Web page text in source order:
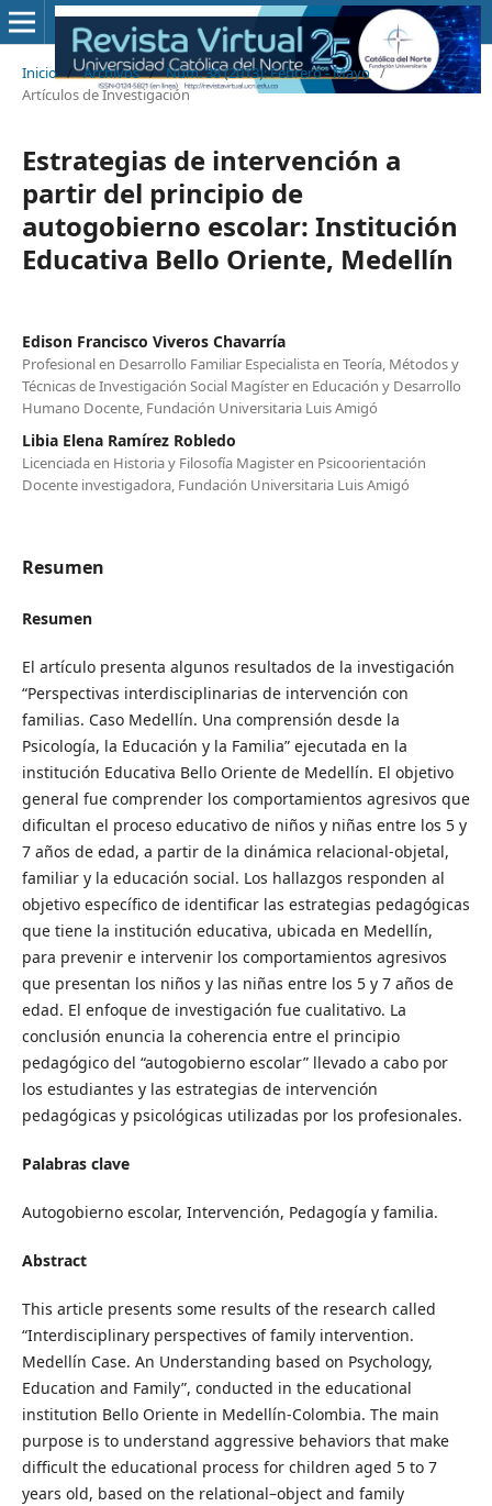
Inicio / Archivos / Núm. 38 (2013): Febrero - Mayo /
Artículos de Investigación
Estrategias de intervención a
partir del principio de
autogobierno escolar: Institución
Educativa Bello Oriente, Medellín
Edison Francisco Viveros Chavarría
Profesional en Desarrollo Familiar Especialista en Teoría, Métodos y
Técnicas de Investigación Social Magíster en Educación y Desarrollo
Humano Docente, Fundación Universitaria Luis Amigó
Libia Elena Ramírez Robledo
Licenciada en Historia y Filosofía Magister en Psicoorientación
Docente investigadora, Fundación Universitaria Luis Amigó
Resumen
Resumen
El artículo presenta algunos resultados de la investigación
“Perspectivas interdisciplinarias de intervención con
familias. Caso Medellín. Una comprensión desde la
Psicología, la Educación y la Familia” ejecutada en la
institución Educativa Bello Oriente de Medellín. El objetivo
general fue comprender los comportamientos agresivos que
dificultan el proceso educativo de niños y niñas entre los 5 y
7 años de edad, a partir de la dinámica relacional-objetal,
familiar y la educación social. Los hallazgos responden al
objetivo específico de identificar las estrategias pedagógicas
que tiene la institución educativa, ubicada en Medellín,
para prevenir e intervenir los comportamientos agresivos
que presentan los niños y las niñas entre los 5 y 7 años de
edad. El enfoque de investigación fue cualitativo. La
conclusión enuncia la coherencia entre el principio
pedagógico del “autogobierno escolar” llevado a cabo por
los estudiantes y las estrategias de intervención
pedagógicas y psicológicas utilizadas por los profesionales.
Palabras clave
Autogobierno escolar, Intervención, Pedagogía y familia.
Abstract
This article presents some results of the research called
“Interdisciplinary perspectives of family intervention.
Medellín Case. An Understanding based on Psychology,
Education and Family”, conducted in the educational
institution Bello Oriente in Medellín-Colombia. The main
purpose is to understand aggressive behaviors that make
difficult the educational process for children aged 5 to 7
years old, based on the relational–object and family